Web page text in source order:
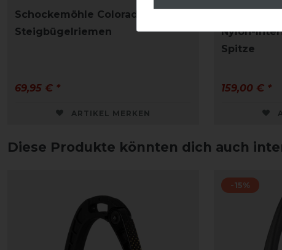
Schockemöhle Colorado Soft
Steigbügelriemen
69,95 € *
ARTIKEL MERKEN
Nylon-
Spitze
159,00 € *
Diese Produkte könnten dich auch
-15%